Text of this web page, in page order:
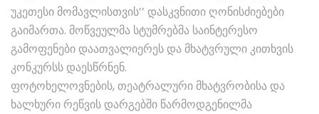
უკეთესი მომავლისთვის’’ დასკვნითი ღონისძიებები
გაიმართა. მოწვეულმა სტუმრებმა საინტერესო
გამოფენები დაათვალიერეს და მხატვრული კითხვის
კონკურსს დაესწრნენ.
ფოტოხელოვნების, თეატრალური მხატვრობისა და
ხალხური რეწვის დარგებში წარმოდგენილმა